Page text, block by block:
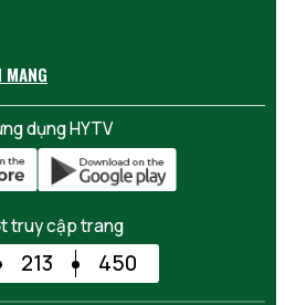
dụng HYTV
truy cập trang
213 450